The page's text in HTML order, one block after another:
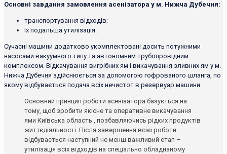
Основні завдання замовлення асенізатора у м. Нижча Дубечня:
транспортування відходів;
їх подальша утилізація.
Сучасні машини додатково укомплектовані досить потужними
насосами вакуумного типу та автономним трубопровідним
комплексом. Відкачування вигрібних ям і викачування зливних ям у м.
Нижча Дубечня здійснюється за допомогою гофрованого шланга, по
якому відбувається подача всіх нечистот в резервуар машини.
Основний принцип роботи асенізатора базується на
тому, щоб зробити якісне та оперативне викачування
ями Київська область , позбавляючись рідких продуктів
життєдіяльності. Після завершення всієї роботи
відбувається наступний не менш важливий етап –
утилізація всіх відходів на спеціально обладнаному